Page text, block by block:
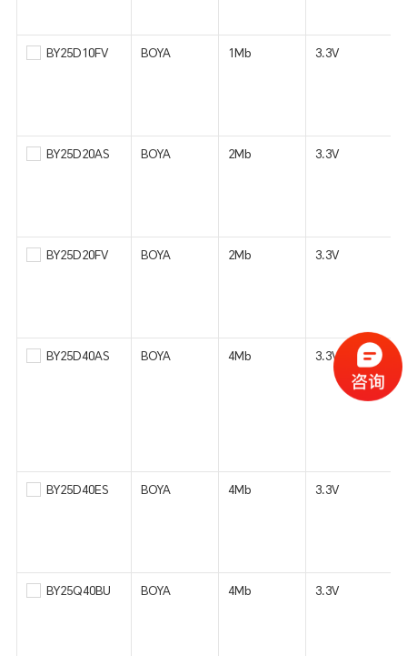
BY25D10FV BOYA 1Mb 3.3V
BY25D20AS BOYA 2Mb 3.3V
BY25D20FV BOYA 2Mb 3.3V
BY25D40AS BOYA 4Mb 3.3V
BY25D40ES BOYA 4Mb 3.3V
BY25Q40BU BOYA 4Mb 3.3V